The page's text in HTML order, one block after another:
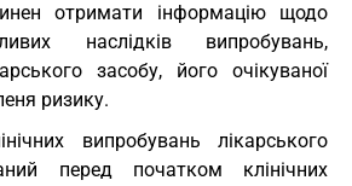
отримати інформацію щодо
наслідків випробувань,
засобу, його очікуваної
ризику.
випробувань лікарського
перед початком клінічних